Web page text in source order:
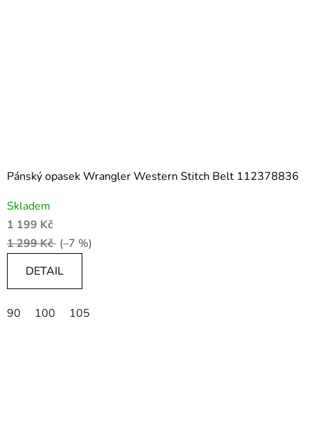
Pánský opasek Wrangler Western Stitch Belt 112378836
Skladem
1 199 Kč
1 299 Kč (–7 %)
DETAIL
90 100 105